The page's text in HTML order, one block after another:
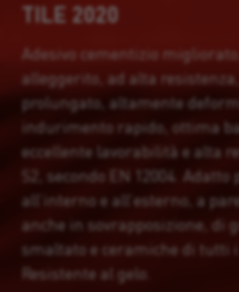
TILE 2020
Adesivo cementizio
alleggerito, ad alta
prolungato, altamente
indurimento rapido, ottima
eccellente lavorabilità e alta
S2, secondo EN 12004.
all’interno e all’esterno, a
anche in sovrapposizione, di
smaltato e ceramiche di tutti i
Resistente al gelo.